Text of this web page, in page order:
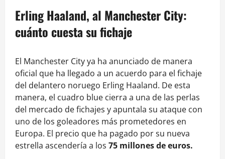
Erling Haaland, al Manchester City:
cuánto cuesta su fichaje
El Manchester City ya ha anunciado de manera
oficial que ha llegado a un acuerdo para el fichaje
del delantero noruego Erling Haaland. De esta
manera, el cuadro blue cierra a una de las perlas
del mercado de fichajes y apuntala su ataque con
uno de los goleadores más prometedores en
Europa. El precio que ha pagado por su nueva
estrella ascendería a los 75 millones de euros.